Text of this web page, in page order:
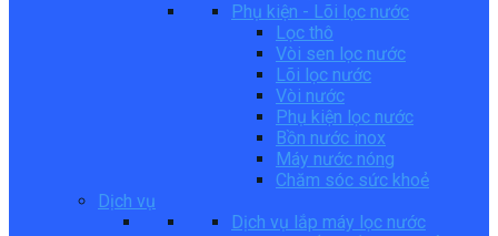
Phụ kiện - Lõi lọc nước
Lọc thô
Vòi sen lọc nước
Lõi lọc nước
Vòi nước
Phụ kiện lọc nước
Bồn nước inox
Máy nước nóng
Chăm sóc sức khoẻ
Dịch vụ
Dịch vụ lắp máy lọc nước